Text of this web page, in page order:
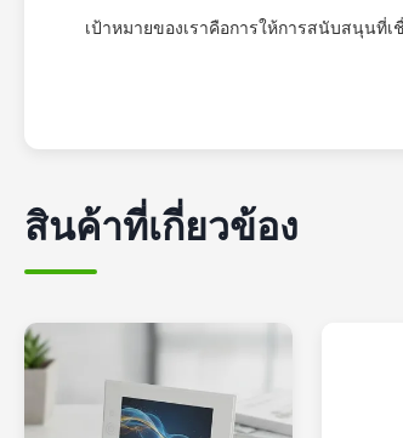
เป้าหมายของเราคือการให้การสนับสนุนที่
สินค้าที่เกี่ยวข้อง